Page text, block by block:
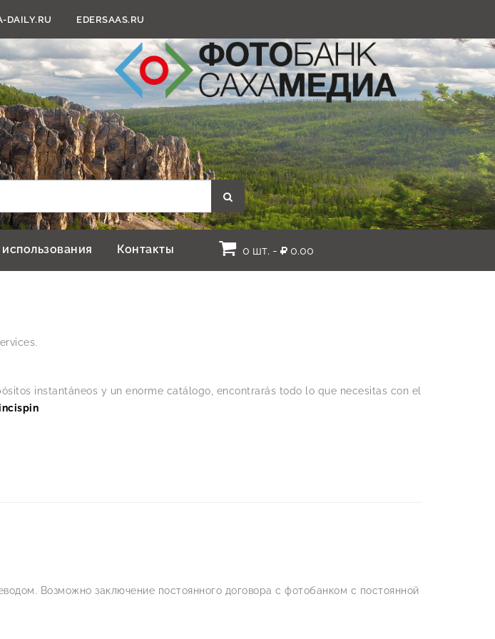
DAILY.RU EDERSAAS.RU
Контакты 0 шт. - 0.00
instantáneos y un enorme catálogo, encontrarás todo lo que necesitas con el
Возможно заключение постоянного договора с фотобанком с постоянной